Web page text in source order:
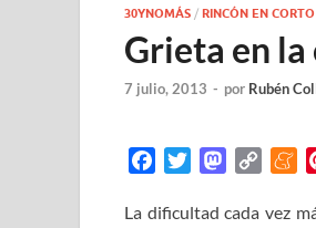
30YNOMÁS / RINCÓN EN CORTO
Grieta en
7 julio, 2013 - por Rubén
c
i
M
s
p
M
n
La dificultad cada vez